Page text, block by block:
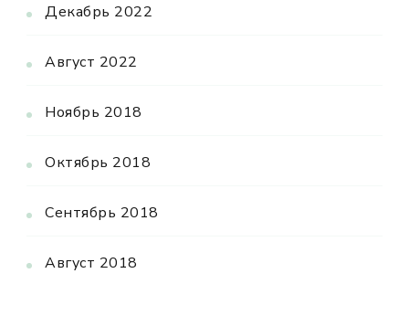
Декабрь 2022
Август 2022
Ноябрь 2018
Октябрь 2018
Сентябрь 2018
Август 2018